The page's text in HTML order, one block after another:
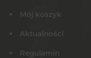
Mój koszyk
Aktualności
Regulamin